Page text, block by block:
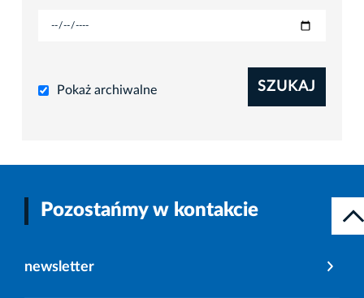
Pokaż archiwalne SZUKAJ
Pozostańmy w kontakcie
newsletter